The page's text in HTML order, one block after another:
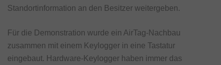
Standortinformation an den Besitzer weitergeben.
Für die Demonstration wurde ein AirTag-Nachbau
zusammen mit einem Keylogger in eine Tastatur
eingebaut. Hardware-Keylogger haben immer das